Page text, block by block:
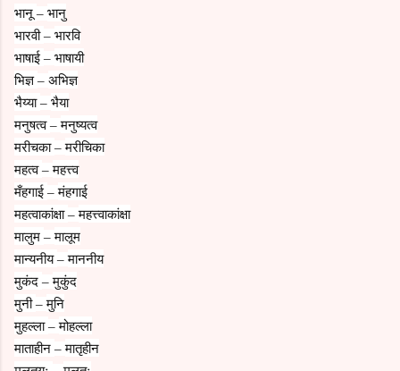
भानू – भानु
भारवी– भारवि
भाषाई– भाषायी
भिज्ञ– अभिज्ञ
भैय्या– भैया
मनुषत्व–मनुष्यत्व
मरीचका–मरीचिका
महत्व–महत्त्व
मँहगाई–मंहगाई
महत्वाकांक्षा–महत्त्वाकांक्षा
मालुम –मालूम
मान्यनीय–माननीय
मुकंद –मुकुंद
मुनी–मुनि
मुहल्ला–मोहल्ला
माताहीन –मातृहीन